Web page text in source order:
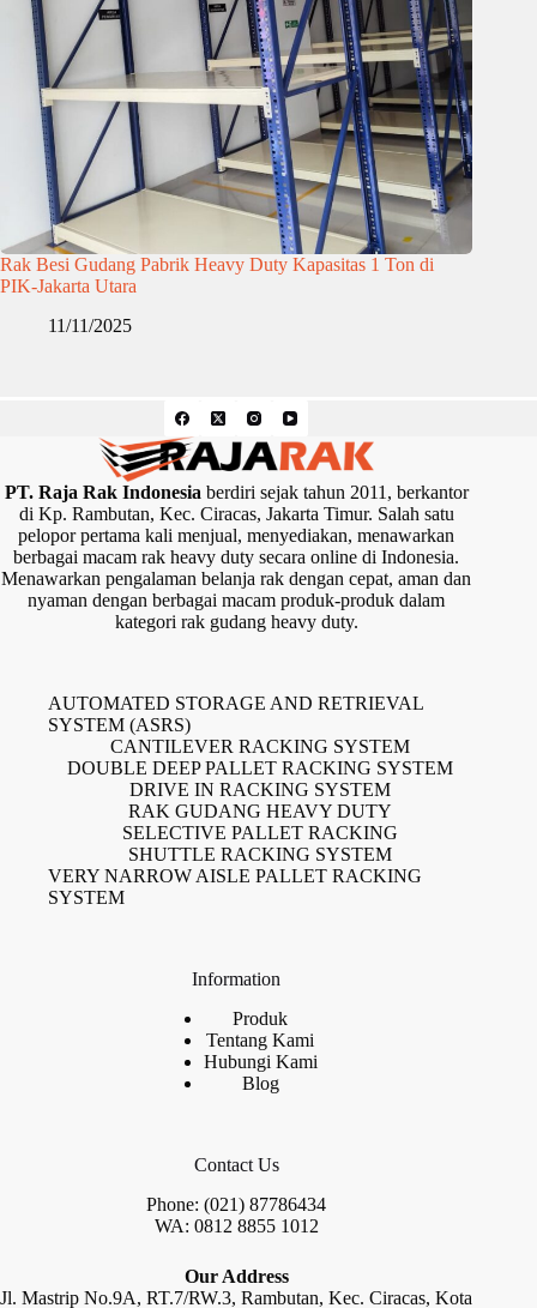
Rak Besi Gudang Pabrik Heavy Duty Kapasitas 1 Ton di
PIK-Jakarta Utara
11/11/2025
PT. Raja Rak Indonesiaberdiri sejak tahun 2011, berkantor
di Kp. Rambutan, Kec. Ciracas, Jakarta Timur. Salah satu
pelopor pertama kali menjual, menyediakan, menawarkan
berbagai macam rak heavy duty secara online di Indonesia.
Menawarkan pengalaman belanja rak dengan cepat, aman dan
nyaman dengan berbagai macam produk-produk dalam
kategori rak gudang heavy duty.
AUTOMATED STORAGE AND RETRIEVAL
SYSTEM (ASRS)
CANTILEVER RACKING SYSTEM
DOUBLE DEEP PALLET RACKING SYSTEM
DRIVE IN RACKING SYSTEM
RAK GUDANG HEAVY DUTY
SELECTIVE PALLET RACKING
SHUTTLE RACKING SYSTEM
VERY NARROW AISLE PALLET RACKING
SYSTEM
Information
Produk
Tentang Kami
Hubungi Kami
Blog
Contact Us
Phone: (021) 87786434
WA: 0812 8855 1012
Our Address
Jl. Mastrip No.9A, RT.7/RW.3, Rambutan, Kec. Ciracas, Kota